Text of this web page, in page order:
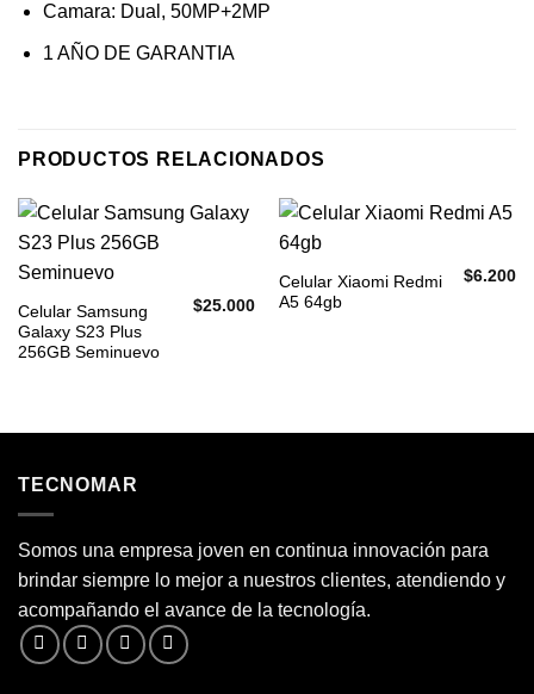
Camara: Dual, 50MP+2MP
1 AÑO DE GARANTIA
PRODUCTOS RELACIONADOS
Celular Samsung
Galaxy S23 Plus
256GB Seminuevo
$25.000
Celular Xiaomi Redmi
A5 64gb
$6.200
TECNOMAR
Somos una empresa joven en continua innovación para
brindar siempre lo mejor a nuestros clientes, atendiendo y
acompañando el avance de la tecnología.